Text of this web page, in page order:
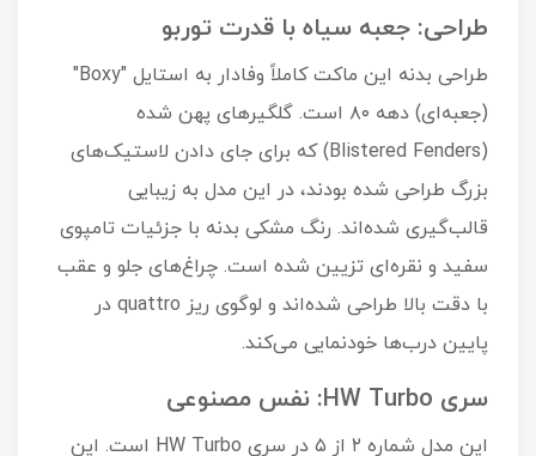
طراحی: جعبه سیاه با قدرت توربو
طراحی بدنه این ماکت کاملاً وفادار به استایل "Boxy"
(جعبه‌ای) دهه ۸۰ است. گلگیرهای پهن شده
(Blistered Fenders) که برای جای دادن لاستیک‌های
بزرگ طراحی شده بودند، در این مدل به زیبایی
قالب‌گیری شده‌اند. رنگ مشکی بدنه با جزئیات تامپوی
سفید و نقره‌ای تزیین شده است. چراغ‌های جلو و عقب
با دقت بالا طراحی شده‌اند و لوگوی ریز quattro در
پایین درب‌ها خودنمایی می‌کند.
سری HW Turbo: نفس مصنوعی
این مدل شماره ۲ از ۵ در سری HW Turbo است. این